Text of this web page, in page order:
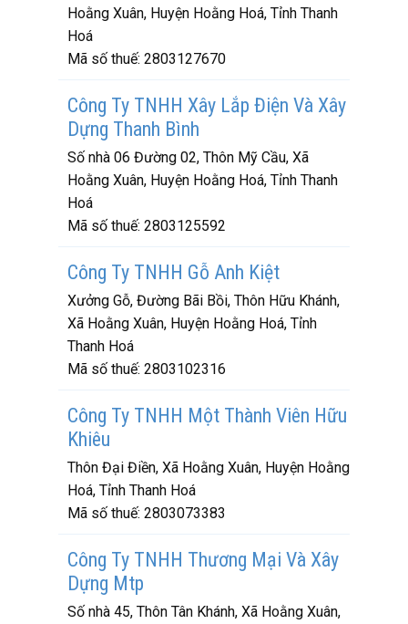
Hoằng Xuân, Huyện Hoằng Hoá, Tỉnh Thanh
Hoá
Mã số thuế: 2803127670
Công Ty TNHH Xây Lắp Điện Và Xây
Dựng Thanh Bình
Số nhà 06 Đường 02, Thôn Mỹ Cầu, Xã
Hoằng Xuân, Huyện Hoằng Hoá, Tỉnh Thanh
Hoá
Mã số thuế: 2803125592
Công Ty TNHH Gỗ Anh Kiệt
Xưởng Gỗ, Đường Bãi Bồi, Thôn Hữu Khánh,
Xã Hoằng Xuân, Huyện Hoằng Hoá, Tỉnh
Thanh Hoá
Mã số thuế: 2803102316
Công Ty TNHH Một Thành Viên Hữu
Khiêu
Thôn Đại Điền, Xã Hoằng Xuân, Huyện Hoằng
Hoá, Tỉnh Thanh Hoá
Mã số thuế: 2803073383
Công Ty TNHH Thương Mại Và Xây
Dựng Mtp
Số nhà 45, Thôn Tân Khánh, Xã Hoằng Xuân,